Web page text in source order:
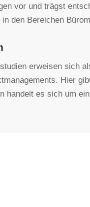
vor und trägst
den Bereichen
erweisen sich
Hier
handelt es sich um